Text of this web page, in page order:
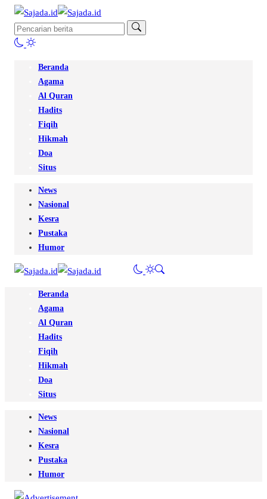
Beranda
Agama
Al Quran
Hadits
Fiqih
Hikmah
Doa
Situs
News
Nasional
Kesra
Pustaka
Humor
Beranda
Agama
Al Quran
Hadits
Fiqih
Hikmah
Doa
Situs
News
Nasional
Kesra
Pustaka
Humor